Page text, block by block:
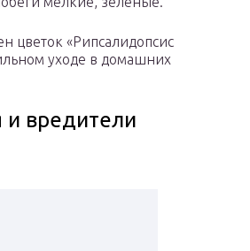
цветок «Рипсалидопсис
уходе в домашних
и вредители